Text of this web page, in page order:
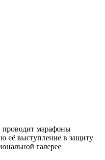
проводит марафоны
её выступление в защиту
галерее